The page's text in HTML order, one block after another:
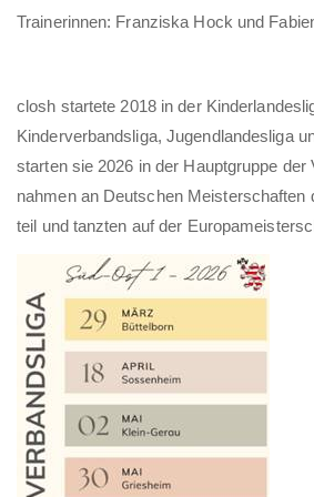
Trainerinnen: Franziska Hock und
closh startete 2018 in der
Kinderverbandsliga, Jugendlandesliga
starten sie 2026 in der Hauptgruppe der
nahmen an Deutschen Meisterschaften
teil und tanzten auf der